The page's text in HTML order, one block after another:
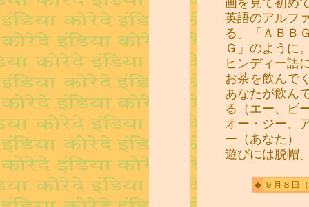
英語のアルフ
る。「ＡＢ
Ｇ」のように
ヒンディー語
お茶を飲んで
あなたが飲ん
る（エー、ビ
オー・ジー
ー（あなた）
遊びには脱帽
◆ ９月８日